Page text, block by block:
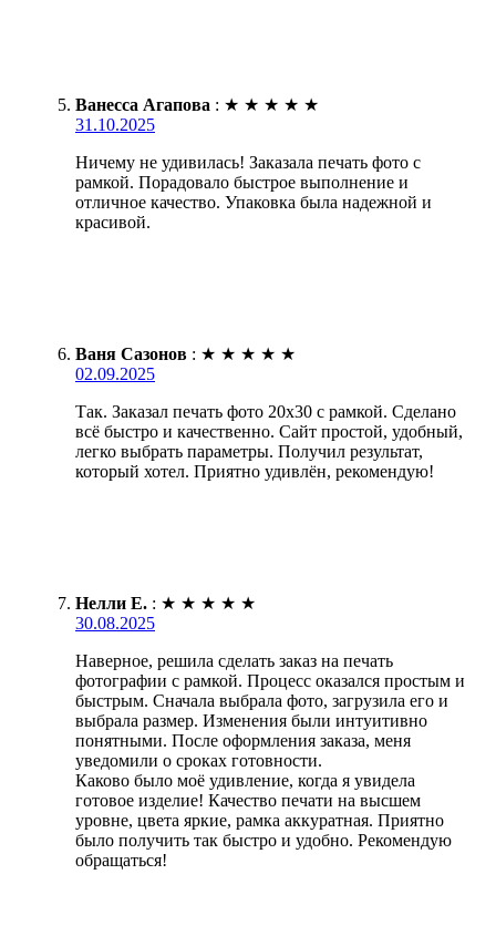
Ванесса Агапова : ★ ★ ★ ★ ★
31.10.2025
Ничему не удивилась! Заказала печать фото с
рамкой. Порадовало быстрое выполнение и
отличное качество. Упаковка была надежной и
красивой.
Ваня Сазонов : ★ ★ ★ ★ ★
02.09.2025
Так. Заказал печать фото 20х30 с рамкой. Сделано
всё быстро и качественно. Сайт простой, удобный,
легко выбрать параметры. Получил результат,
который хотел. Приятно удивлён, рекомендую!
Нелли Е. : ★ ★ ★ ★ ★
30.08.2025
Наверное, решила сделать заказ на печать
фотографии с рамкой. Процесс оказался простым и
быстрым. Сначала выбрала фото, загрузила его и
выбрала размер. Изменения были интуитивно
понятными. После оформления заказа, меня
уведомили о сроках готовности.
Каково было моё удивление, когда я увидела
готовое изделие! Качество печати на высшем
уровне, цвета яркие, рамка аккуратная. Приятно
было получить так быстро и удобно. Рекомендую
обращаться!